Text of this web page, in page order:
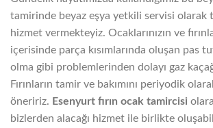
tamirinde beyaz eşya yetkili servisi olarak
hizmet vermekteyiz. Ocaklarınızın ve
içerisinde parça kısımlarında oluşan pas
olma gibi problemlerinden dolayı gaz
Fırınların tamir ve bakımını periyodik
öneririz. Esenyurt fırın ocak tamircisi
bizlerden alacağı hizmet ile birlikte